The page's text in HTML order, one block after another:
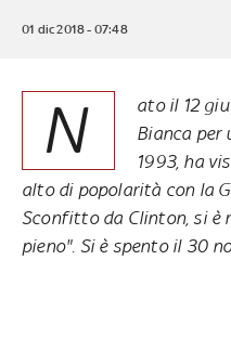
01 dic 2018 - 07:48
N
ato il 12
Bianca per
1993, ha
alto di popolarità con la
Sconfitto da Clinton, si è
pieno". Si è spento il 30